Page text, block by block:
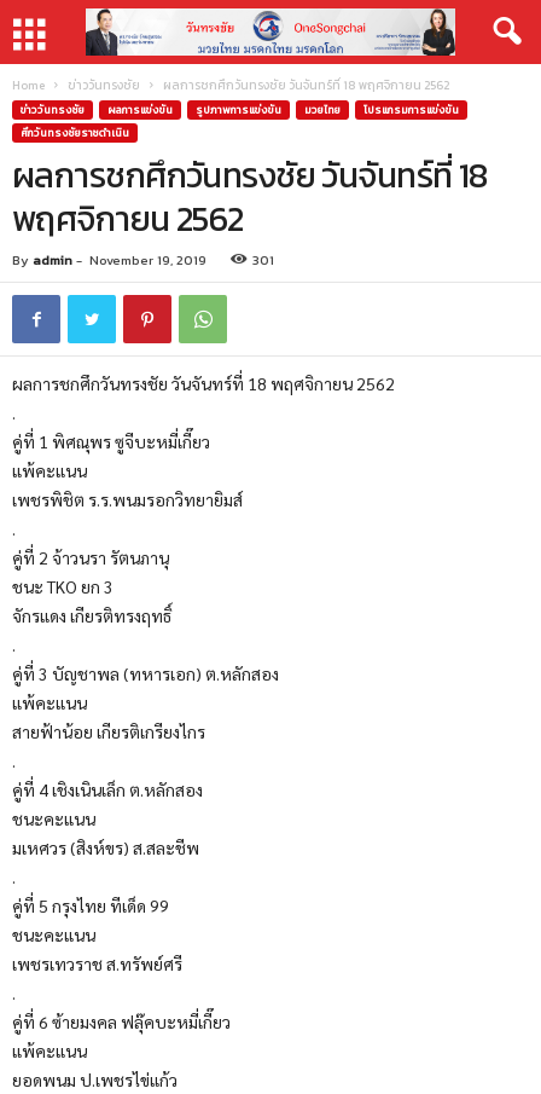
Home ข่าววันทรงชัย ผลการชกศึกวันทรงชัย วันจันทร์ที่ 18 พฤศจิกายน 2562
ข่าววันทรงชัย ผลการแข่งขัน รูปภาพการแข่งขัน มวยไทย
โปรแกรมการแข่งขัน
ศึกวันทรงชัยราชดำเนิน
ผลการชกศึกวันทรงชัย วันจันทร์ที่ 18
พฤศจิกายน 2562
By admin- November 19, 2019 301
ผลการชกศึกวันทรงชัย วันจันทร์ที่ 18 พฤศจิกายน 2562
.
คู่ที่ 1 พิศณุพร ซูจีบะหมี่เกี๊ยว
แพ้คะแนน
เพชรพิชิต ร.ร.พนมรอกวิทยายิมส์
.
คู่ที่ 2 จ้าวนรา รัตนภานุ
ชนะ TKO ยก 3
จักรแดง เกียรติทรงฤทธิ์
.
คู่ที่ 3 บัญชาพล (ทหารเอก) ต.หลักสอง
แพ้คะแนน
สายฟ้าน้อย เกียรติเกรียงไกร
.
คู่ที่ 4 เชิงเนินเล็ก ต.หลักสอง
ชนะคะแนน
มเหศวร (สิงห์ขร) ส.สละชีพ
.
คู่ที่ 5 กรุงไทย ทีเด็ด 99
ชนะคะแนน
เพชรเทวราช ส.ทรัพย์ศรี
.
คู่ที่ 6 ซ้ายมงคล ฟลุ๊คบะหมี่เกี๊ยว
แพ้คะแนน
ยอดพนม ป.เพชรไข่แก้ว